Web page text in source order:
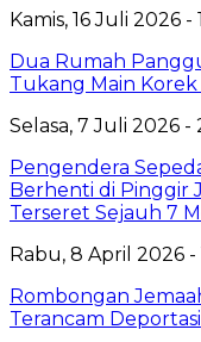
Kamis, 16 Juli 2026 -
Dua Rumah
Tukang Main Korek
Selasa, 7 Juli 2026 -
Pengendera
Berhenti di Pinggir
Terseret Sejauh 7
Rabu, 8 April 2026 -
Rombongan
Terancam Deportasi